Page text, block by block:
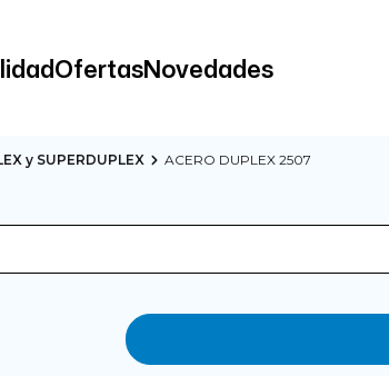
OfertasNovedades
y SUPERDUPLEX ACERO DUPLEX 2507